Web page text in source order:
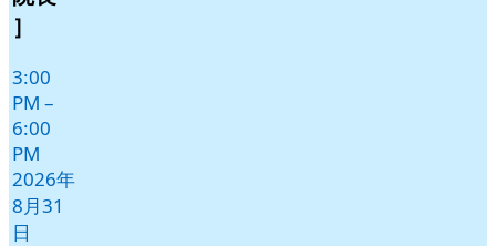
］
3:00
PM –
6:00
PM
2026年
8月31
日